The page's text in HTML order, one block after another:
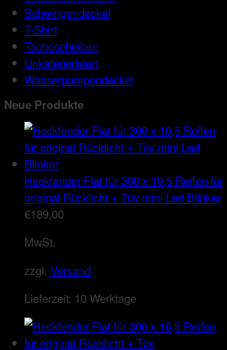
Schwingendeckel
T-Shirt
Tachoscheiben
Unkategorisiert
Wasserpumpendeckel
Neue Produkte
Heckfender Flat für 300 x 10,5 Reifen für
original Rücklicht + Tüv mini Led Blinker
€189,00
MwSt.
zzgl. Versand
Lieferzeit: 10 Werktage